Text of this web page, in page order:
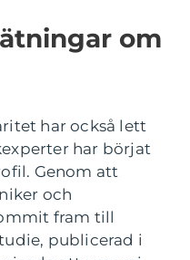
om
har också lett
har börjat
Genom att
och
fram till
publicerad i